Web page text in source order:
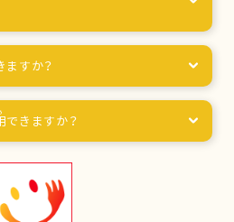
ますか？
できますか？